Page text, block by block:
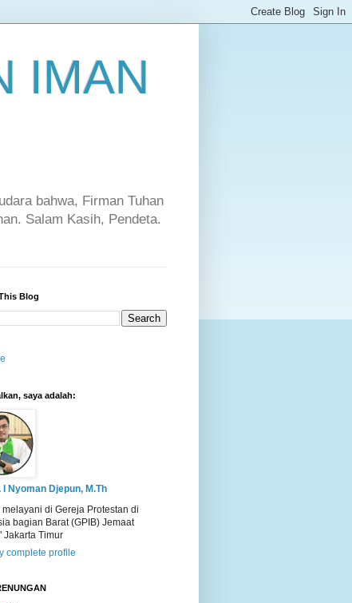
IMAN
bahwa, Firman Tuhan
Salam Kasih, Pendeta.
Blog
saya adalah:
I Nyoman Djepun, M.Th
melayani di Gereja Protestan di
bagian Barat (GPIB) Jemaat
Jakarta Timur
complete profile